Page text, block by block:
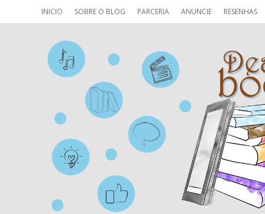
INICIO SOBRE O BLOG PARCERIA ANUNCIE RESENHAS